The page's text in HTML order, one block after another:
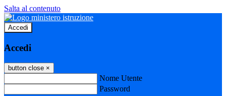
Salta al contenuto
Accedi
Accedi
button close ×
Nome Utente
Password